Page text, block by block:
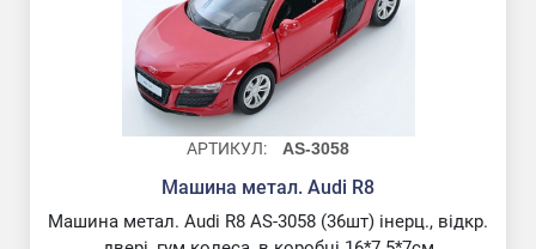
АРТИКУЛ: AS-3058
Машина метал. Audi R8
Машина метал. Audi R8 AS-3058 (36шт) інерц., відкр.